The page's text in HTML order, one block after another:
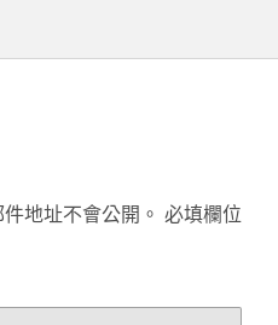
地址不會公開。 必填欄位